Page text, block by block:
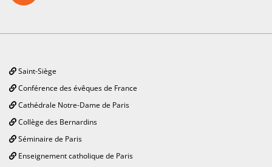
Saint-Siège
Conférence des évêques de France
Cathédrale Notre-Dame de Paris
Collège des Bernardins
Séminaire de Paris
Enseignement catholique de Paris